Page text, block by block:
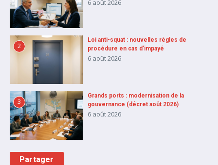
6 août 2026
2
Loi anti-squat : nouvelles règles de
procédure en cas d’impayé
6 août 2026
3
Grands ports : modernisation de la
gouvernance (décret août 2026)
6 août 2026
Partager